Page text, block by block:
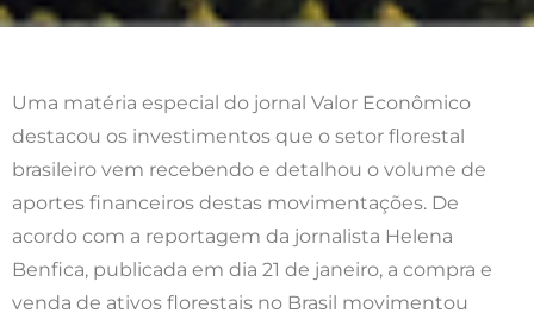
Uma matéria especial do jornal Valor Econômico
destacou os investimentos que o setor florestal
brasileiro vem recebendo e detalhou o volume de
aportes financeiros destas movimentações. De
acordo com a reportagem da jornalista Helena
Benfica, publicada em dia 21 de janeiro, a compra e
venda de ativos florestais no Brasil movimentou